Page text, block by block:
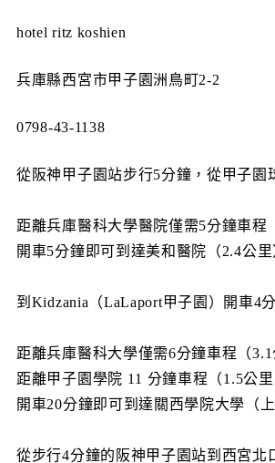
hotel ritz koshien
兵庫縣西宮市甲子園洲鳥町2-2
0798-43-1138
從阪神甲子園站步行5分鐘，從甲子
距離兵庫醫科大學醫院僅需5分鐘車程
開車5分鐘即可到達美和醫院（2.4公里
到Kidzania（LaLaport甲子園）開車4
距離兵庫醫科大學僅需6分鐘車程（3.1
距離甲子園學院 11 分鐘車程（1.5公里
開車20分鐘即可到達關西學院大學（
從步行4分鐘的阪神甲子園站到西宮北